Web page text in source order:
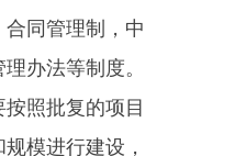
程质量，严
，尽早发挥
项核准意